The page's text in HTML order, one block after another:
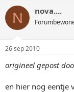
N nova....
26 sep 2010
origineel gepost
en hier nog eentje